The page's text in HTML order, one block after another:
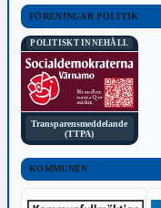
FÖRENINGAR POLITIK
POLITISKT INNEHÅLL
Transparensmeddelande
(TTPA)
KOMMUNEN